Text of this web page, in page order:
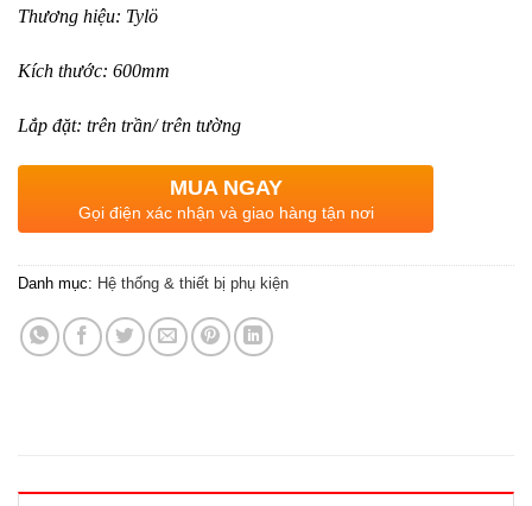
Thương hiệu: Tylö
Kích thước: 600mm
Lắp đặt: trên trần/ trên tường
MUA NGAY
Gọi điện xác nhận và giao hàng tận nơi
Danh mục: Hệ thống & thiết bị phụ kiện